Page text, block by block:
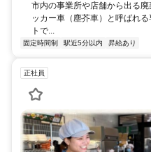
市内の事業所や店舗から出る
ッカー車（塵芥車）と呼ばれ
トで...
固定時間制 駅近5分以内 昇給あり
正社員